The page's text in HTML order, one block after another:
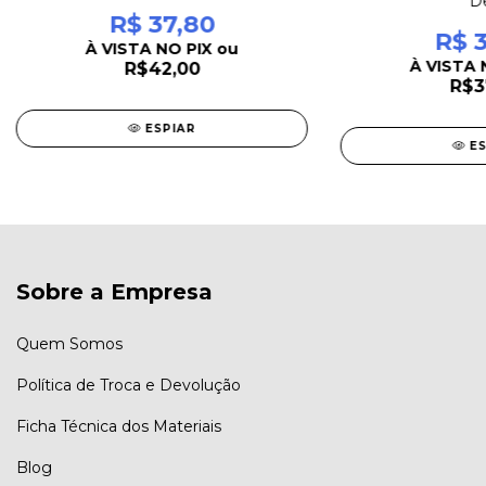
R$ 37,80
À VISTA NO PIX ou
R$42,00
ESPIAR
R$
À VISTA
Sobre a Empresa
Quem Somos
Política de Troca e Devolução
Ficha Técnica dos Materiais
Blog